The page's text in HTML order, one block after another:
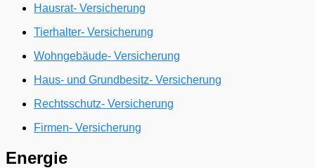
Hausrat- Versicherung
Tierhalter- Versicherung
Wohngebäude- Versicherung
Haus- und Grundbesitz- Versicherung
Rechtsschutz- Versicherung
Firmen- Versicherung
Energie